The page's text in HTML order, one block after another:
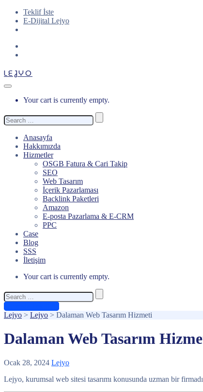
Teklif İste
E-Dijital Lejyo
LEJYO
Your cart is currently empty.
Search
for:
Anasayfa
Hakkımızda
Hizmetler
OSGB Fatura & Cari Takip
SEO
Web Tasarım
İçerik Pazarlaması
Backlink Paketleri
Amazon
E-posta Pazarlama & E-CRM
PPC
Case
Blog
SSS
İletişim
Your cart is currently empty.
Search
for:
Lejyo > Lejyo > Dalaman Web Tasarım Hizmeti
Dalaman Web Tasarım
Ocak 28, 2024 Lejyo
Lejyo, kurumsal web sitesi tasarımı konusunda uzman bir